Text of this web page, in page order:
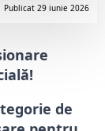
Publicat 29 iunie 2026
de